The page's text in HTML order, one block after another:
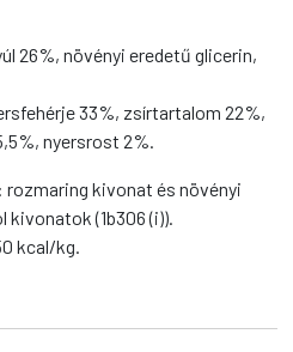
26%, növényi eredetű glicerin,
33%, zsírtartalom 22%,
nyersrost 2%.
kivonat és növényi
(1b306 (i)).
kcal/kg.